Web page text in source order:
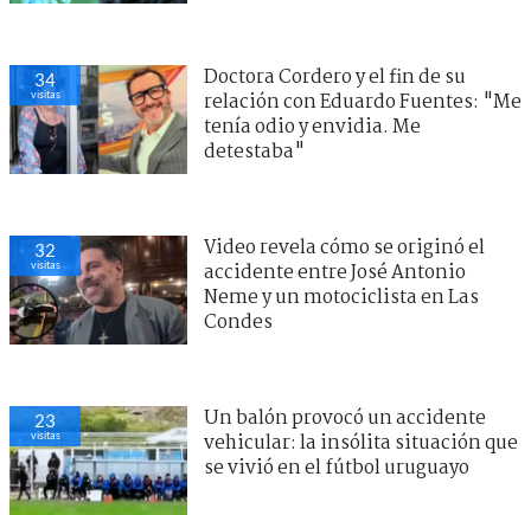
34
visitas
Doctora Cordero y el fin de su
relación con Eduardo Fuentes: "Me
tenía odio y envidia. Me
detestaba"
32
visitas
Video revela cómo se originó el
accidente entre José Antonio
Neme y un motociclista en Las
Condes
23
visitas
Un balón provocó un accidente
vehicular: la insólita situación que
se vivió en el fútbol uruguayo